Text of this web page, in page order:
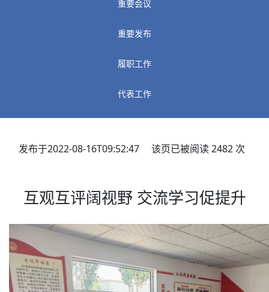
重要会议
重要发布
履职工作
代表工作
发布于2022-08-16T09:52:47 该页已被阅读2482 次
互观互评阔视野 交流学习促提升